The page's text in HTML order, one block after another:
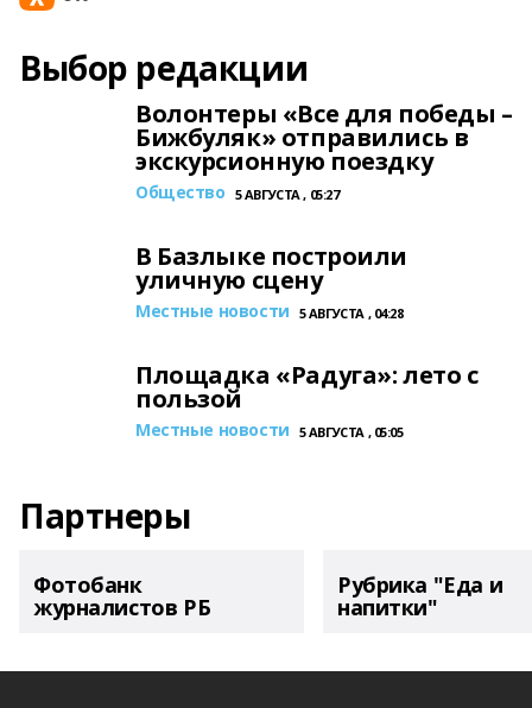
Выбор редакции
Волонтеры «Все для победы –
Бижбуляк» отправились в
экскурсионную поездку
Общество 5 АВГУСТА , 05:27
В Базлыке построили
уличную сцену
Местные новости 5 АВГУСТА , 04:28
Площадка «Радуга»: лето с
пользой
Местные новости 5 АВГУСТА , 05:05
Партнеры
Фотобанк
журналистов РБ
Рубрика "Еда и
напитки"